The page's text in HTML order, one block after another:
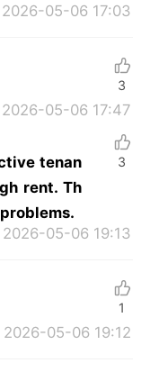
2026-05-06 17:03
2026-05-06 17:47
3
tenan
rent. Th
2026-05-06 19:13
3
2026-05-06 19:12
1